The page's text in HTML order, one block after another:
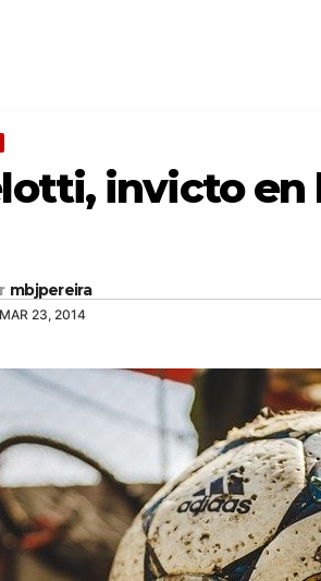
invicto en
mbjpereira
MAR 23, 2014